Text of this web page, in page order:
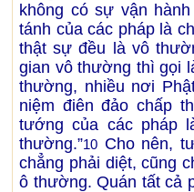
không có sự vận
tánh của các pháp là
thật sự đều là vô
gian vô thường thì gọi
thường, nhiều nơi
niệm điên đảo chấp
tướng của các pháp
thường.”10 Cho nên,
chẳng phải diệt, cũng
ô thường. Quán tất cả